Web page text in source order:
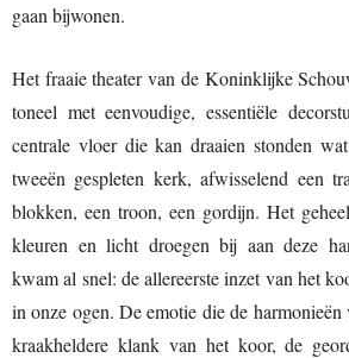
gaan bijwonen.
Het fraaie theater van de Koninklijke
toneel met eenvoudige, essentiële
centrale vloer die kan draaien stonden
tweeën gespleten kerk, afwisselend een
blokken, een troon, een gordijn. Het
kleuren en licht droegen bij aan deze
kwam al snel: de allereerste inzet van het
in onze ogen. De emotie die de
kraakheldere klank van het koor, de